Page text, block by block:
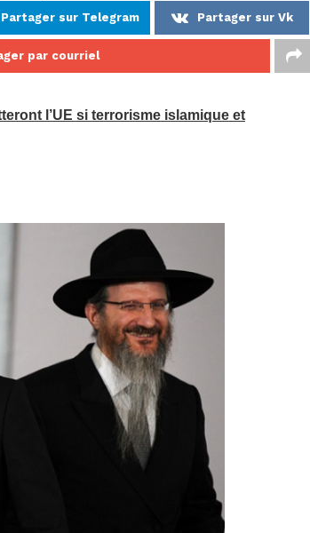
Partager sur Telegram Partager sur Vk
par courriel
l’UE si terrorisme islamique et